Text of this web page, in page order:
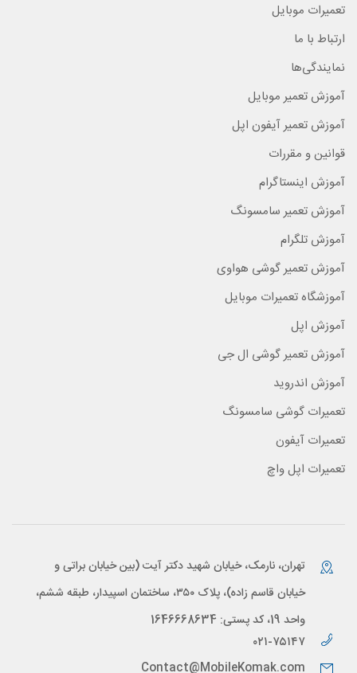
تعمیرات موبایل
ارتباط با ما
نمایندگی‌ها
آموزش تعمیر موبایل
آموزش تعمیر آیفون اپل
قوانین و مقررات
آموزش اینستاگرام
آموزش تعمیر سامسونگ
آموزش تلگرام
آموزش تعمیر گوشی هواوی
آموزشگاه تعمیرات موبایل
آموزش اپل
آموزش تعمیر گوشی ال جی
آموزش اندروید
تعمیرات گوشی سامسونگ
تعمیرات آیفون
تعمیرات اپل واچ
تهران، نارمک، خیابان شهید دکتر آیت (بین خیابان براتی و
خیابان قاسم زاده)، پلاک ۳۵۰، ساختمان اسپیدار، طبقه ششم،
واحد 19، کد پستی: 1646668634
۰۲۱-۷۵۱۴۷
Contact@MobileKomak.com